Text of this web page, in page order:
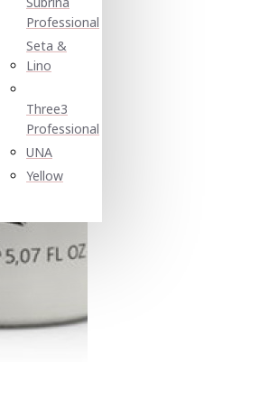
Professional
Seta &
Lino
Three3
Professional
UNA
Yellow